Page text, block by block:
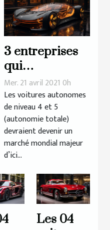
3 entreprises
qui
développent
des voitures
autonomes
Mer. 21 avril 2021 0h
Les voitures autonomes
de niveau 4 et 5
(autonomie totale)
devraient devenir un
marché mondial majeur
d’ici...
Les 04